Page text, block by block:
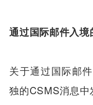
通过国际邮件入境
关于通过国际邮
独的CSMS消息中